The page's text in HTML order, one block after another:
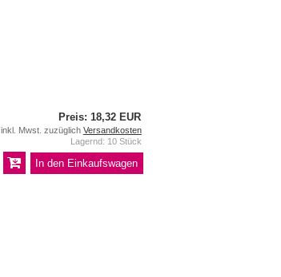
Preis: 18,32 EUR
inkl. Mwst. zuzüglich Versandkosten
Lagernd: 10 Stück